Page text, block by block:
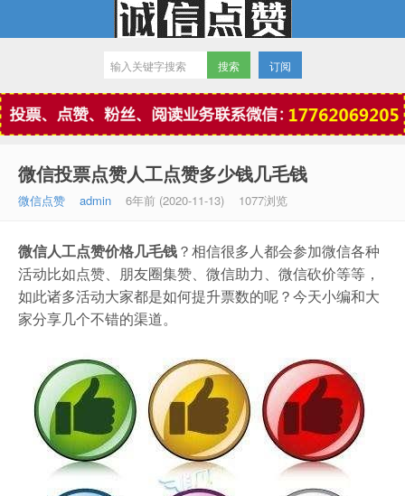
微信点赞
订阅
微信投票点赞人工点赞多少钱几毛钱
微信点赞 admin 6年前 (2020-11-13) 1077浏览
微信人工点赞价格几毛钱？相信很多人都会参加微信各种
活动比如点赞、朋友圈集赞、微信助力、微信砍价等等，
如此诸多活动大家都是如何提升票数的呢？今天小编和大
家分享几个不错的渠道。